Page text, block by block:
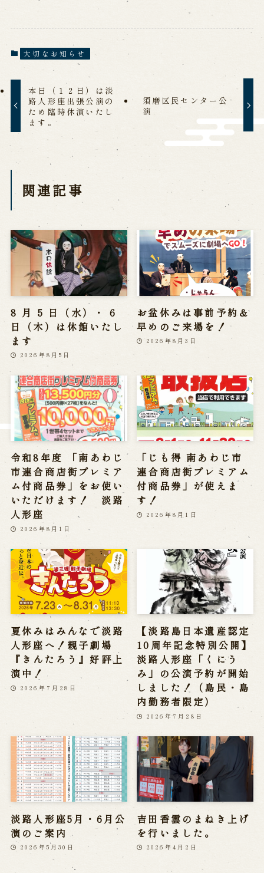
ご利用案内
営業日時・料金 アクセス 館内のご案内
お問い合わせ
お電話でお問い合わせ
予約
WEB予約
メールフォームから予約
お電話で予約
求人情報
※株式会社うずのくに南あわじの求人情報ページへ移動します
関連施設
通販サイトうずのくに
道の駅うずしお
うずの丘大鳴門橋記念館
大切なお知らせ
本日（１２日）は淡
路人形座出張公演の
ため臨時休演いたし
ます。
須磨区民センター公
演
関連記事
8 月 5 日（水）・ 6
日（木）は休館いたし
ます
2026年8月5日
お盆休みは事前予約＆
早めのご来場を！
2026年8月3日
令和8年度 「南あわじ
市連合商店街プレミア
ム付商品券」をお使い
いただけます！ 淡路
人形座
2026年8月1日
「じも得 南あわじ市
連合商店街プレミアム
付商品券」が使えま
す！
2026年8月1日
夏休みはみんなで淡路
人形座へ！親子劇場
『きんたろう』好評上
演中！
2026年7月28日
【淡路島日本遺産認定
10周年記念特別公開】
淡路人形座「くにう
み」の公演予約が開始
しました！（島民・島
内勤務者限定）
2026年7月28日
淡路人形座5月・6月公
演のご案内
2026年5月30日
吉田香雲のまねき上げ
を行いました。
2026年4月2日